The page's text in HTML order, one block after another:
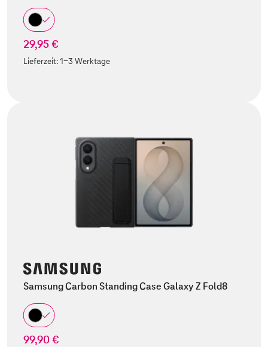
29,95 €
Lieferzeit:1-3 Werktage
Samsung Carbon Standing Case Galaxy Z Fold8
99,90 €